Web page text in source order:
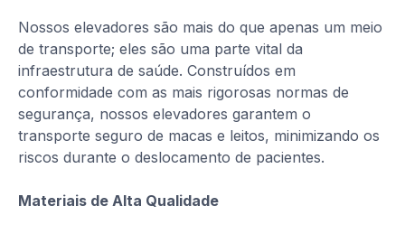
Nossos elevadores são mais do que apenas um meio
de transporte; eles são uma parte vital da
infraestrutura de saúde. Construídos em
conformidade com as mais rigorosas normas de
segurança, nossos elevadores garantem o
transporte seguro de macas e leitos, minimizando os
riscos durante o deslocamento de pacientes.
Materiais de Alta Qualidade